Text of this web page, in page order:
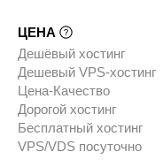
ЦЕНА
Дешёвый хостинг
Дешевый VPS-хостинг
Цена-Качество
Дорогой хостинг
Бесплатный хостинг
VPS/VDS посуточно